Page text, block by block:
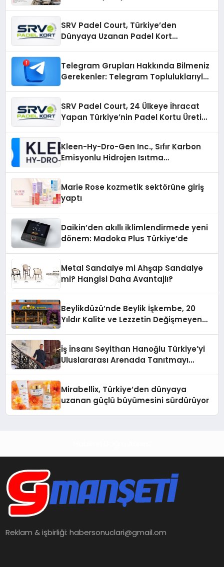
SRV Padel Court, Türkiye’den
Dünyaya Uzanan Padel Kort
Telegram Grupları Hakkında Bilmeniz
Gerekenler: Telegram Topluluklarıyla
SRV Padel Court, 24 Ülkeye İhracat
Yapan Türkiye’nin Padel Kortu Üretim
Kleen-Hy-Dro-Gen Inc., Sıfır Karbon
Emisyonlu Hidrojen Isıtma
Marie Rose kozmetik sektörüne giriş
yaptı
Daikin’den akıllı iklimlendirmede yeni
dönem: Madoka Plus Türkiye’de
Metal Sandalye mi Ahşap Sandalye
mi? Hangisi Daha Avantajlı?
Beylikdüzü’nde Beylik İşkembe, 20
Yıldır Kalite ve Lezzetin Değişmeyen
İş İnsanı Seyithan Hanoğlu Türkiye’yi
Uluslararası Arenada Tanıtmayı
Mirabellix, Türkiye’den dünyaya
uzanan güçlü büyümesini sürdürüyor
Reklam & işbirliği:habersonuclari@gmail.om